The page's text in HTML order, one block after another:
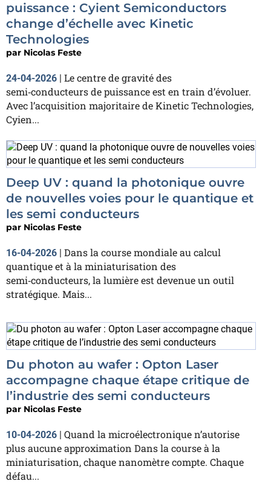
puissance : Cyient Semiconductors
change d’échelle avec Kinetic
Technologies
par Nicolas Feste
24-04-2026 | Le centre de gravité des
semi‑conducteurs de puissance est en train d’évoluer.
Avec l’acquisition majoritaire de Kinetic Technologies,
Cyien...
Deep UV : quand la photonique ouvre
de nouvelles voies pour le quantique et
les semi conducteurs
par Nicolas Feste
16-04-2026 | Dans la course mondiale au calcul
quantique et à la miniaturisation des
semi‑conducteurs, la lumière est devenue un outil
stratégique. Mais...
Du photon au wafer : Opton Laser
accompagne chaque étape critique de
l’industrie des semi conducteurs
par Nicolas Feste
10-04-2026 | Quand la microélectronique n’autorise
plus aucune approximation Dans la course à la
miniaturisation, chaque nanomètre compte. Chaque
défau...